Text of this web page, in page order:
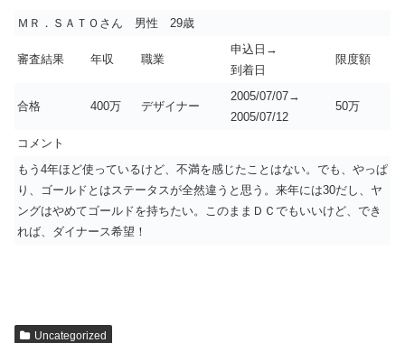
ＭＲ．ＳＡＴＯさん 男性 29歳
審査結果 年収 職業
申込日→
到着日
限度額
合格 400万 デザイナー
2005/07/07→
2005/07/12
50万
コメント
もう4年ほど使っているけど、不満を感じたことはない。でも、やっぱ
り、ゴールドとはステータスが全然違うと思う。来年には30だし、ヤ
ングはやめてゴールドを持ちたい。このままＤＣでもいいけど、でき
れば、ダイナース希望！
Uncategorized